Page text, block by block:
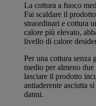
La cottura a fuoco
Fai scaldare il
straordinari e cottura
calore più elevato,
livello di calore
Per una cottura senza
medio per almeno
lasciare il prodotto
antiaderente asciutta
danni.